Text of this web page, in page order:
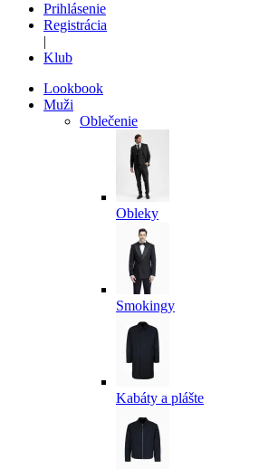
Prihlásenie
Registrácia
|
Klub
Lookbook
Muži
Oblečenie
Obleky
Smokingy
Kabáty a plášte